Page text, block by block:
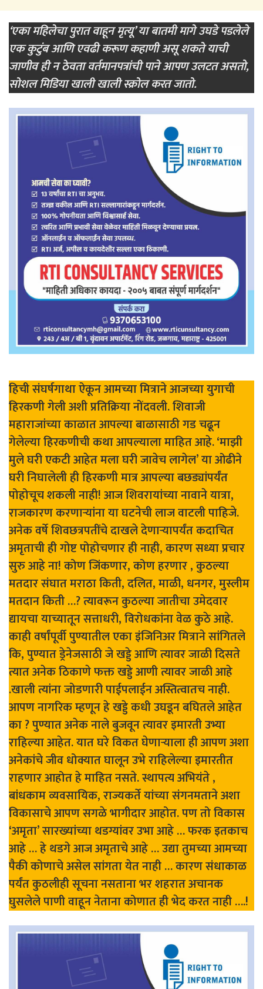
‘एका महिलेचा पुरात वाहून मृत्यू’ या बातमी मागे उघडे पडलेले
एक कुटुंब आणि एवढी करूण कहाणी असू शकते याची
जाणीव ही न ठेवता वर्तमानपत्रांची पाने आपण उलटत असतो,
सोशल मिडिया खाली खाली स्क्रोल करत जातो.
हिची संघर्षगाथा ऐकून आमच्या मित्राने आजच्या युगाची
हिरकणी गेली अशी प्रतिक्रिया नोंदवली. शिवाजी
महाराजांच्या काळात आपल्या बाळासाठी गड चढून
गेलेल्या हिरकणीची कथा आपल्याला माहित आहे. ‘माझी
मुले घरी एकटी आहेत मला घरी जावेच लागेल’ या ओढीने
घरी निघालेली ही हिरकणी मात्र आपल्या बछड्यांपर्यंत
पोहोचूच शकली नाही! आज शिवरायांच्या नावाने यात्रा,
राजकारण करणाऱ्यांना या घटनेची लाज वाटली पाहिजे.
अनेक वर्षे शिवछत्रपतींचे दाखले देणाऱ्यापर्यंत कदाचित
अमृताची ही गोष्ट पोहोचणार ही नाही, कारण सध्या प्रचार
सुरु आहे ना! कोण जिंकणार, कोण हरणार , कुठल्या
मतदार संघात मराठा किती, दलित, माळी, धनगर, मुस्लीम
मतदान किती …? त्यावरून कुठल्या जातीचा उमेदवार
द्यायचा याच्यातून सत्ताधरी, विरोधकांना वेळ कुठे आहे.
काही वर्षांपूर्वी पुण्यातील एका इंजिनिअर मित्राने सांगितले
कि, पुण्यात ड्रेनेजसाठी जे खड्डे आणि त्यावर जाळी दिसते
त्यात अनेक ठिकाणे फक्त खड्डे आणी त्यावर जाळी आहे
.खाली त्यांना जोडणारी पाईपलाईन अस्तित्वातच नाही.
आपण नागरिक म्हणून हे खड्डे कधी उघडून बघितले आहेत
का ? पुण्यात अनेक नाले बुजवून त्यावर इमारती उभ्या
राहिल्या आहेत. यात घरे विकत घेणाऱ्याला ही आपण अशा
अनेकांचे जीव धोक्यात घालून उभे राहिलेल्या इमारतीत
राहणार आहोत हे माहित नसते. स्थापत्य अभियंते ,
बांधकाम व्यवसायिक, राज्यकर्ते यांच्या संगनमताने अशा
विकासाचे आपण सगळे भागीदार आहोत. पण तो विकास
‘अमृता’ सारख्यांच्या थडग्यांवर उभा आहे … फरक इतकाच
आहे … हे थडगे आज अमृताचे आहे … उद्या तुमच्या आमच्या
पैकी कोणाचे असेल सांगता येत नाही … कारण संधाकाळ
पर्यंत कुठलीही सूचना नसताना भर शहरात अचानक
घुसलेले पाणी वाहून नेताना कोणात ही भेद करत नाही ….!